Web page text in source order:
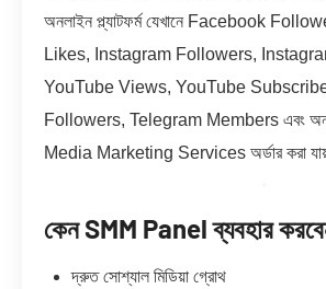
অনলাইন প্ল্যাটফর্ম যেখানে Facebook
Likes, Instagram Followers,
YouTube Views, YouTube
Followers, Telegram Members এবং
Media Marketing Services অর্ডার করা
কেন SMM Panel ব্যবহার
দ্রুত সোশ্যাল মিডিয়া গ্রোথ